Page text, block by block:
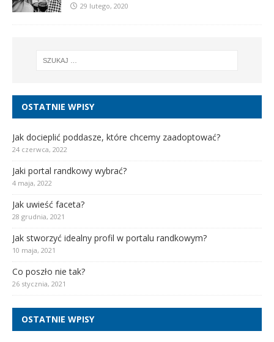
29 lutego, 2020
OSTATNIE WPISY
Jak docieplić poddasze, które chcemy zaadoptować?
24 czerwca, 2022
Jaki portal randkowy wybrać?
4 maja, 2022
Jak uwieść faceta?
28 grudnia, 2021
Jak stworzyć idealny profil w portalu randkowym?
10 maja, 2021
Co poszło nie tak?
26 stycznia, 2021
OSTATNIE WPISY